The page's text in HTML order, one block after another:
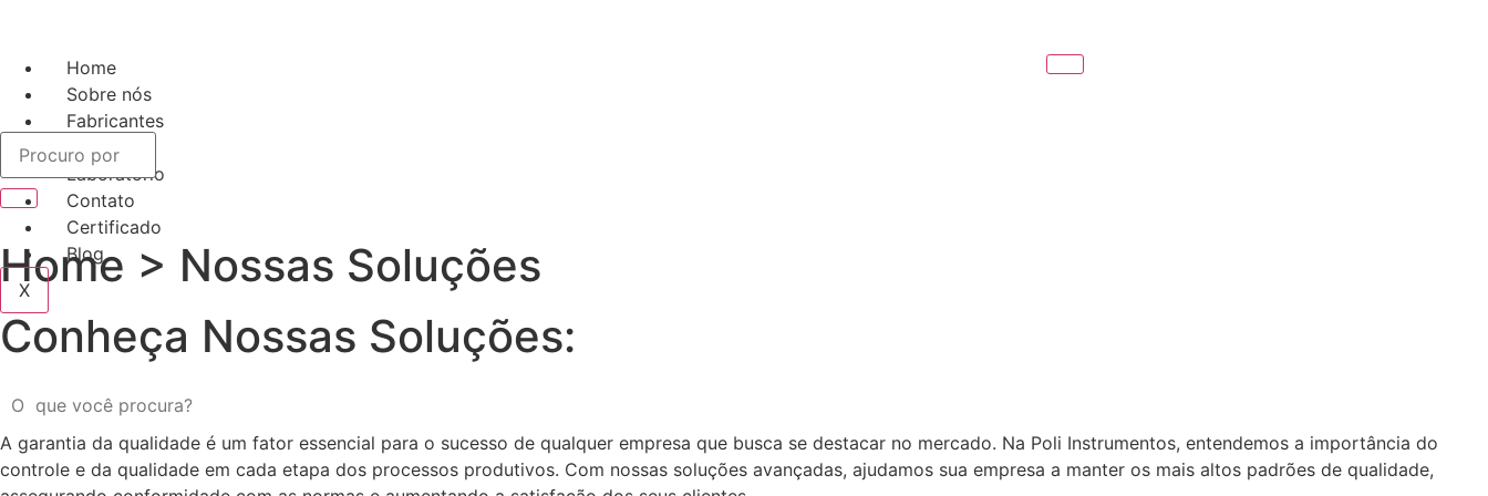
Home
Sobre nós
Fabricantes
Soluções
Laboratório
Contato
Certificado
Blog
X
Home > Nossas Soluções
Conheça Nossas Soluções:
A garantia da qualidade é um fator essencial para o sucesso de qualquer empresa que busca se destacar no mercado. Na Poli Instrumentos, entendemos a importância do
controle e da qualidade em cada etapa dos processos produtivos. Com nossas soluções avançadas, ajudamos sua empresa a manter os mais altos padrões de qualidade,